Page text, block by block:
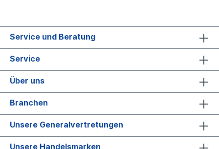
Service und Beratung
Service
Über uns
Branchen
Unsere Generalvertretungen
Unsere Handelsmarken